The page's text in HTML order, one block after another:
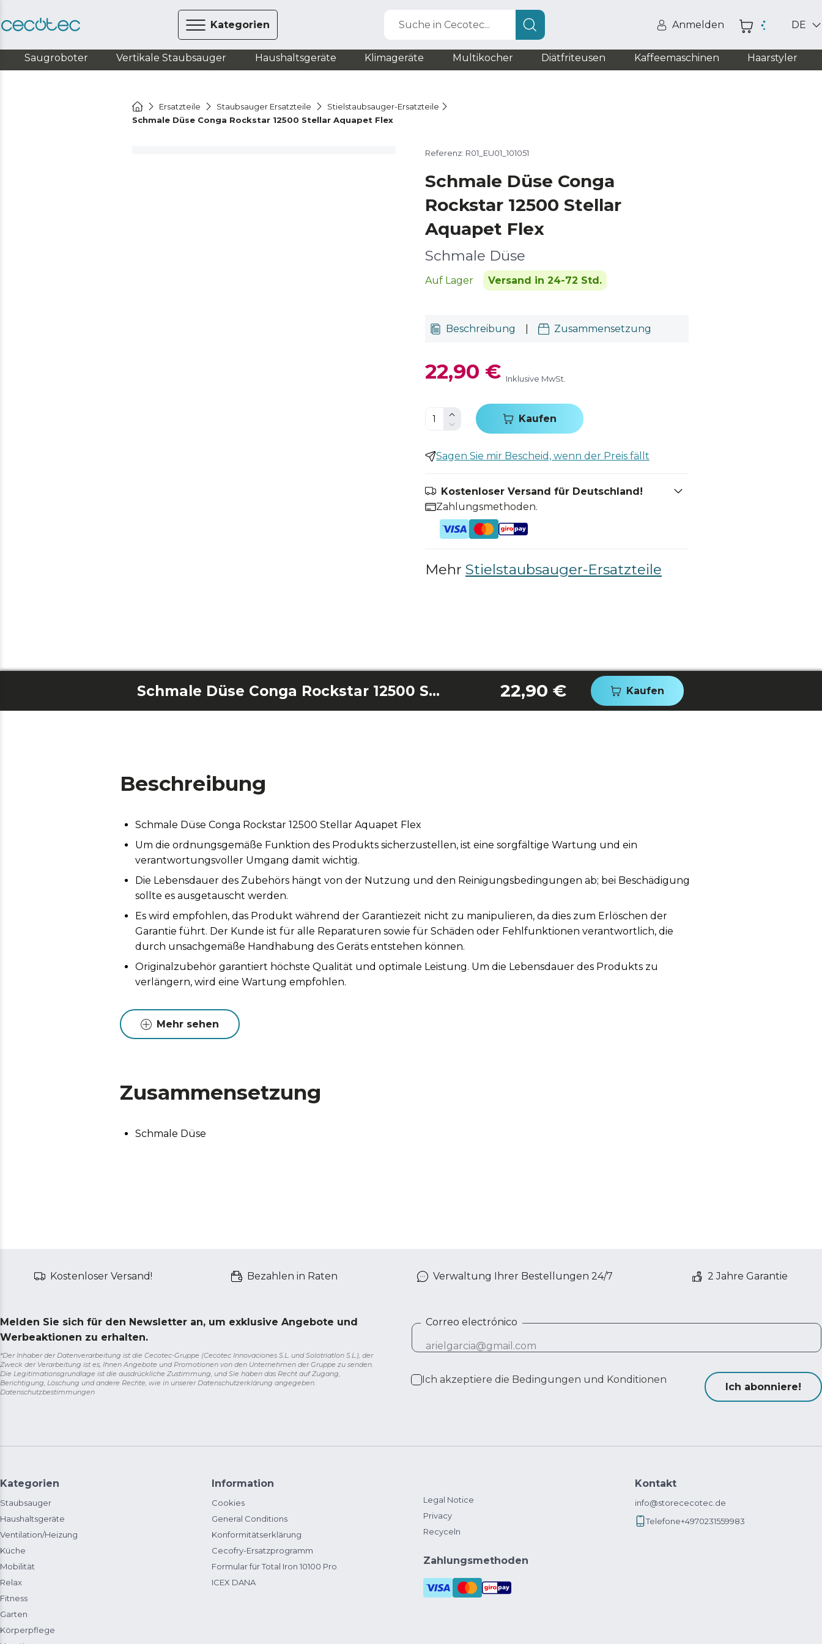
Kategorien Suche in Cecotec... Anmelden DE
Saugroboter Vertikale Staubsauger Haushaltsgeräte Klimageräte Multikocher Diätfriteusen Kaffeemaschinen Haarstyler
Ersatzteile Staubsauger Ersatzteile
Stielstaubsauger-Ersatzteile
Schmale Düse Conga Rockstar 12500 Stellar Aquapet Flex
Referenz: R01_EU01_101051
Schmale Düse Conga
Rockstar 12500 Stellar
Aquapet Flex
Schmale Düse
Auf Lager Versand in 24-72 Std.
Beschreibung Zusammensetzung
22,90 € Inklusive MwSt.
Kaufen
Sagen Sie mir Bescheid, wenn der Preis fällt
Kostenloser Versand für Deutschland!
Zahlungsmethoden.
Mehr Stielstaubsauger-Ersatzteile
Schmale Düse Conga Rockstar 12500 Stellar Aquapet Flex 22,90 € Kaufen
Beschreibung
Schmale Düse Conga Rockstar 12500 Stellar Aquapet Flex
Um die ordnungsgemäße Funktion des Produkts sicherzustellen, ist eine sorgfältige Wartung und ein
verantwortungsvoller Umgang damit wichtig.
Die Lebensdauer des Zubehörs hängt von der Nutzung und den Reinigungsbedingungen ab; bei Beschädigung
sollte es ausgetauscht werden.
Es wird empfohlen, das Produkt während der Garantiezeit nicht zu manipulieren, da dies zum Erlöschen der
Garantie führt. Der Kunde ist für alle Reparaturen sowie für Schäden oder Fehlfunktionen verantwortlich, die
durch unsachgemäße Handhabung des Geräts entstehen können.
Originalzubehör garantiert höchste Qualität und optimale Leistung. Um die Lebensdauer des Produkts zu
verlängern, wird eine Wartung empfohlen.
Mehr sehen
Zusammensetzung
Schmale Düse
Kostenloser Versand! Bezahlen in Raten Verwaltung Ihrer Bestellungen 24/7 2 Jahre Garantie
Melden Sie sich für den Newsletter an, um exklusive Angebote und
Werbeaktionen zu erhalten.
*Der Inhaber der Datenverarbeitung ist die Cecotec-Gruppe (Cecotec Innovaciones S.L. und Solotriatlon S.L.), der
Zweck der Verarbeitung ist es, Ihnen Angebote und Promotionen von den Unternehmen der Gruppe zu senden.
Die Legitimationsgrundlage ist die ausdrückliche Zustimmung, und Sie haben das Recht auf Zugang,
Berichtigung, Löschung und andere Rechte, wie in unserer Datenschutzerklärung angegeben.
Datenschutzbestimmungen
Correo electrónico
Ich akzeptiere die Bedingungen und Konditionen
Ich abonniere!
Kategorien
Staubsauger
Haushaltsgeräte
Ventilation/Heizung
Küche
Mobilität
Relax
Fitness
Garten
Körperpflege
Information
Cookies
General Conditions
Konformitätserklärung
Cecofry-Ersatzprogramm
Formular für Total Iron 10100 Pro
ICEX DANA
Legal Notice
Privacy
Recyceln
Zahlungsmethoden
Kontakt
info@storececotec.de
Telefone+4970231559983